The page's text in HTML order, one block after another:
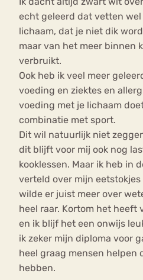
echt geleerd dat vetten
lichaam, dat je niet dik
maar van het meer binnen
verbruikt.
Ook heb ik veel meer
voeding en ziektes en
voeding met je lichaam
combinatie met sport.
Dit wil natuurlijk niet
dit blijft voor mij ook nog
kooklessen. Maar ik heb in
verteld over mijn
wilde er juist meer over
heel raar. Kortom het heeft
en ik blijf het een onwijs
ik zeker mijn diploma voor
heel graag mensen helpen
hebben.